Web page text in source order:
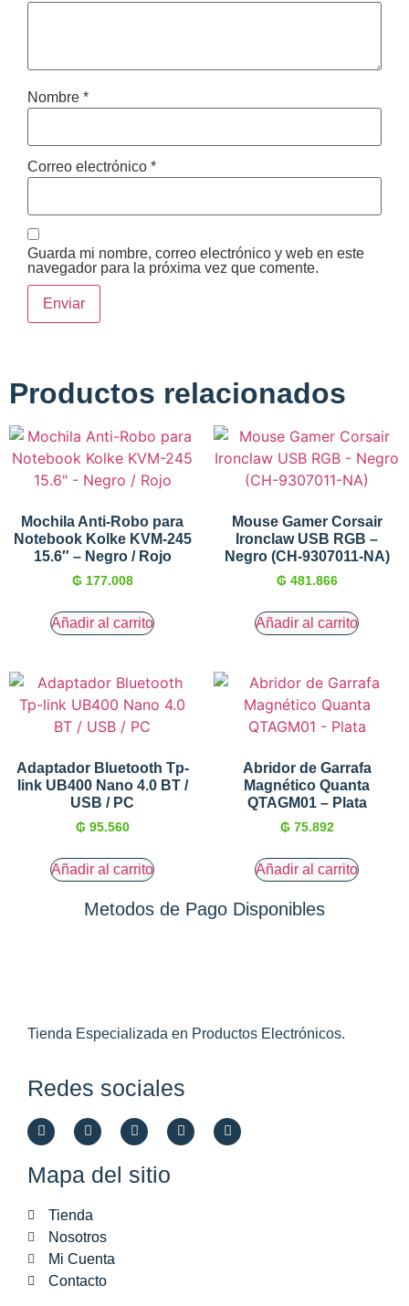
Nombre *
Correo electrónico *
Guarda mi nombre, correo electrónico y web en este
navegador para la próxima vez que comente.
Productos relacionados
Mochila Anti-Robo para
Notebook Kolke KVM-245
15.6″ – Negro / Rojo
₲ 177.008
Añadir al carrito
Mouse Gamer Corsair
Ironclaw USB RGB –
Negro (CH-9307011-NA)
₲ 481.866
Añadir al carrito
Adaptador Bluetooth Tp-
link UB400 Nano 4.0 BT /
USB / PC
₲ 95.560
Añadir al carrito
Abridor de Garrafa
Magnético Quanta
QTAGM01 – Plata
₲ 75.892
Añadir al carrito
Metodos de Pago Disponibles
Tienda Especializada en Productos Electrónicos.
Redes sociales
Mapa del sitio
Tienda
Nosotros
Mi Cuenta
Contacto